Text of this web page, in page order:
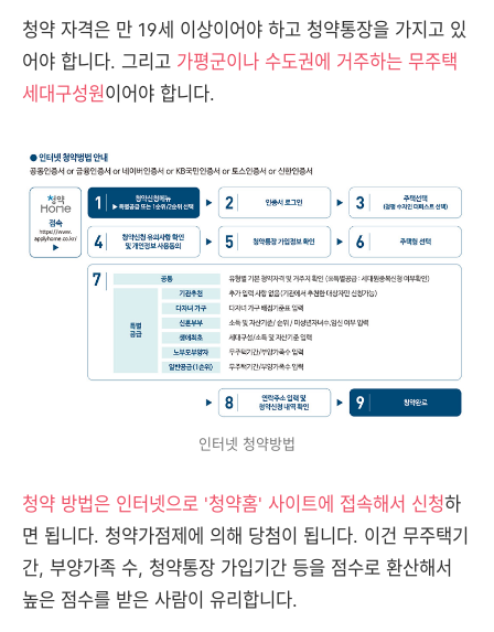
청약 자격은 만 19세 이상이어야 하고 청약통장을 가지고 있
어야 합니다. 그리고 가평군이나 수도권에 거주하는 무주택
세대구성원이어야 합니다.
인터넷 청약방법
청약 방법은 인터넷으로 '청약홈' 사이트에 접속해서 신청하
면 됩니다. 청약가점제에 의해 당첨이 됩니다. 이건 무주택기
간, 부양가족 수, 청약통장 가입기간 등을 점수로 환산해서
높은 점수를 받은 사람이 유리합니다.